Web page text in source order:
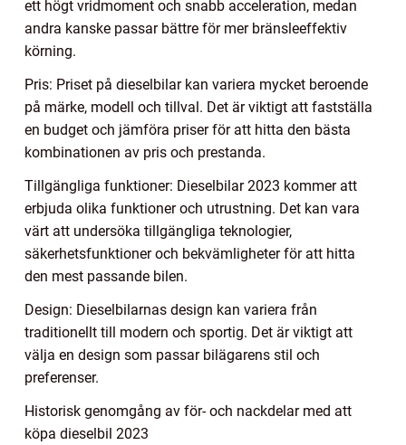
ett högt vridmoment och snabb acceleration, medan
andra kanske passar bättre för mer bränsleeffektiv
körning.
Pris: Priset på dieselbilar kan variera mycket beroende
på märke, modell och tillval. Det är viktigt att fastställa
en budget och jämföra priser för att hitta den bästa
kombinationen av pris och prestanda.
Tillgängliga funktioner: Dieselbilar 2023 kommer att
erbjuda olika funktioner och utrustning. Det kan vara
värt att undersöka tillgängliga teknologier,
säkerhetsfunktioner och bekvämligheter för att hitta
den mest passande bilen.
Design: Dieselbilarnas design kan variera från
traditionellt till modern och sportig. Det är viktigt att
välja en design som passar bilägarens stil och
preferenser.
Historisk genomgång av för- och nackdelar med att
köpa dieselbil 2023